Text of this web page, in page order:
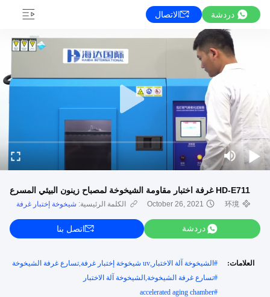
دردشة الاتصال
HD-E711 غرفة اختبار مقاومة الشيخوخة لمصباح زينون البيئي المسرع
环境
October 26, 2021 الكلمة الرئيسية: شيخوخة إختبار غرفة
دردشة اتصل بنا
العلامات: # الشيخوخة آلة الاختبار,uv شيخوخة إختبار غرفة,تسارع غرفة الشيخوخة
#تسارع غرفة الشيخوخة,الشيخوخة آلة الاختبار
#
accelerated aging chamber